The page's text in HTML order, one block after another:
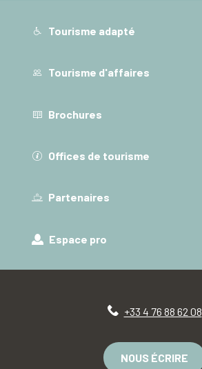
Tourisme adapté
Tourisme d'affaires
Brochures
Offices de tourisme
Partenaires
Espace pro
+33 4 76 88 62 08
NOUS ÉCRIRE